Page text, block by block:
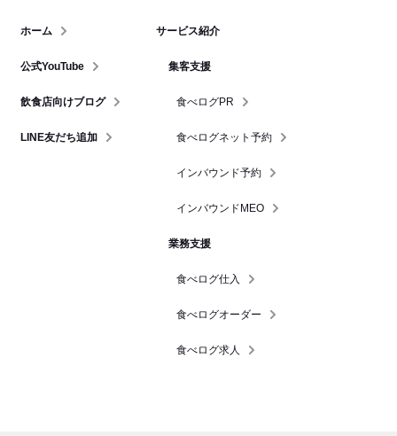
ホーム
公式YouTube
飲食店向けブログ
LINE友だち追加
サービス紹介
集客支援
食べログPR
食べログネット予約
インバウンド予約
インバウンドMEO
業務支援
食べログ仕入
食べログオーダー
食べログ求人